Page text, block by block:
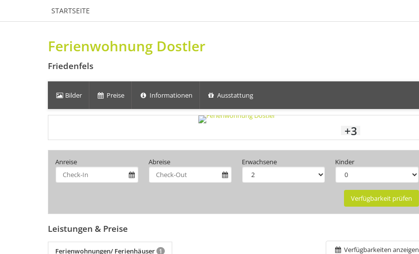
STARTSEITE
Ferienwohnung Dostler
Friedenfels
Bilder Preise Informationen Ausstattung
+3
Anreise Abreise Erwachsene Kinder
Verfügbarkeit prüfen
Verfügbarkeiten anzeigen
Leistungen & Preise
Ferienwohnungen/ Ferienhäuser 1